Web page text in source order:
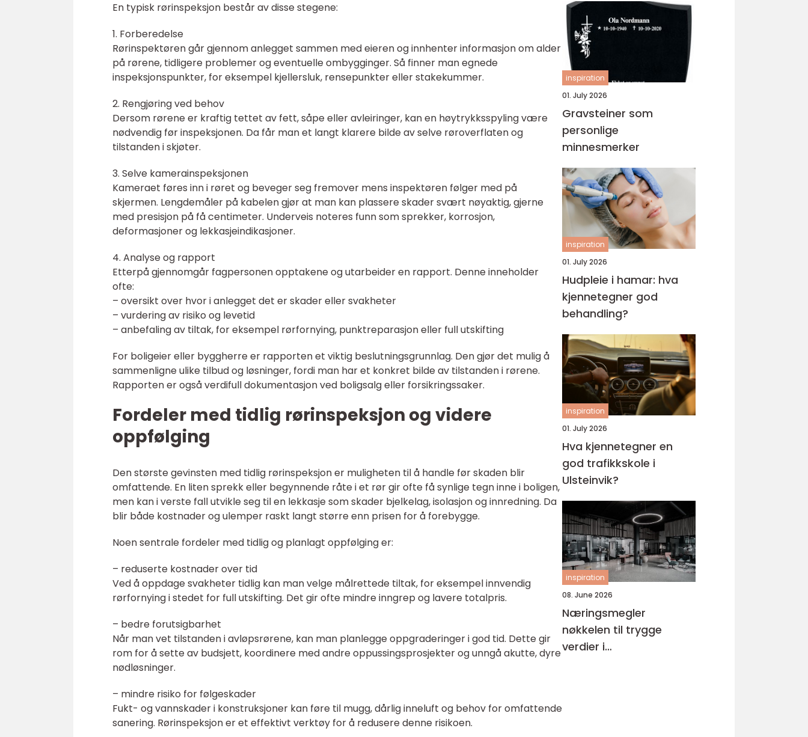
En typisk rørinspeksjon består av disse stegene:
1. Forberedelse
Rørinspektøren går gjennom anlegget sammen med eieren og innhenter informasjon om alder
på rørene, tidligere problemer og eventuelle ombygginger. Så finner man egnede
inspeksjonspunkter, for eksempel kjellersluk, rensepunkter eller stakekummer.
2. Rengjøring ved behov
Dersom rørene er kraftig tettet av fett, såpe eller avleiringer, kan en høytrykksspyling være
nødvendig før inspeksjonen. Da får man et langt klarere bilde av selve røroverflaten og
tilstanden i skjøter.
3. Selve kamerainspeksjonen
Kameraet føres inn i røret og beveger seg fremover mens inspektøren følger med på
skjermen. Lengdemåler på kabelen gjør at man kan plassere skader svært nøyaktig, gjerne
med presisjon på få centimeter. Underveis noteres funn som sprekker, korrosjon,
deformasjoner og lekkasjeindikasjoner.
4. Analyse og rapport
Etterpå gjennomgår fagpersonen opptakene og utarbeider en rapport. Denne inneholder
ofte:
– oversikt over hvor i anlegget det er skader eller svakheter
– vurdering av risiko og levetid
– anbefaling av tiltak, for eksempel rørfornying, punktreparasjon eller full utskifting
For boligeier eller byggherre er rapporten et viktig beslutningsgrunnlag. Den gjør det mulig å
sammenligne ulike tilbud og løsninger, fordi man har et konkret bilde av tilstanden i rørene.
Rapporten er også verdifull dokumentasjon ved boligsalg eller forsikringssaker.
Fordeler med tidlig rørinspeksjon og videre
oppfølging
Den største gevinsten med tidlig rørinspeksjon er muligheten til å handle før skaden blir
omfattende. En liten sprekk eller begynnende råte i et rør gir ofte få synlige tegn inne i boligen,
men kan i verste fall utvikle seg til en lekkasje som skader bjelkelag, isolasjon og innredning. Da
blir både kostnader og ulemper raskt langt større enn prisen for å forebygge.
Noen sentrale fordeler med tidlig og planlagt oppfølging er:
– reduserte kostnader over tid
Ved å oppdage svakheter tidlig kan man velge målrettede tiltak, for eksempel innvendig
rørfornying i stedet for full utskifting. Det gir ofte mindre inngrep og lavere totalpris.
– bedre forutsigbarhet
Når man vet tilstanden i avløpsrørene, kan man planlegge oppgraderinger i god tid. Dette gir
rom for å sette av budsjett, koordinere med andre oppussingsprosjekter og unngå akutte, dyre
nødløsninger.
– mindre risiko for følgeskader
Fukt- og vannskader i konstruksjoner kan føre til mugg, dårlig inneluft og behov for omfattende
sanering. Rørinspeksjon er et effektivt verktøy for å redusere denne risikoen.
inspiration
01. July 2026
Gravsteiner som
personlige
minnesmerker
inspiration
01. July 2026
Hudpleie i hamar: hva
kjennetegner god
behandling?
inspiration
01. July 2026
Hva kjennetegner en
god trafikkskole i
Ulsteinvik?
inspiration
08. June 2026
Næringsmegler
nøkkelen til trygge
verdier i